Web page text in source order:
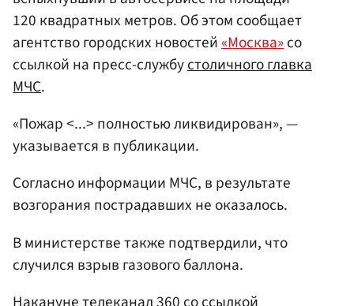
120 квадратных метров. Об этом сообщает
агентство городских новостей«Москва»со
ссылкой на пресс-службустоличного главка
МЧС.
«Пожар <...> полностью ликвидирован», —
указывается в публикации.
Согласно информации МЧС, в результате
возгорания пострадавших не оказалось.
В министерстве также подтвердили, что
случился взрыв газового баллона.